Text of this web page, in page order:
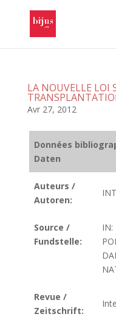
LA NOUVELLE LOI
Avr 27, 2012
Données
Daten
Auteurs /
Autoren:
Source /
Fundstelle:
IN:
Revue /
Zeitschrift: